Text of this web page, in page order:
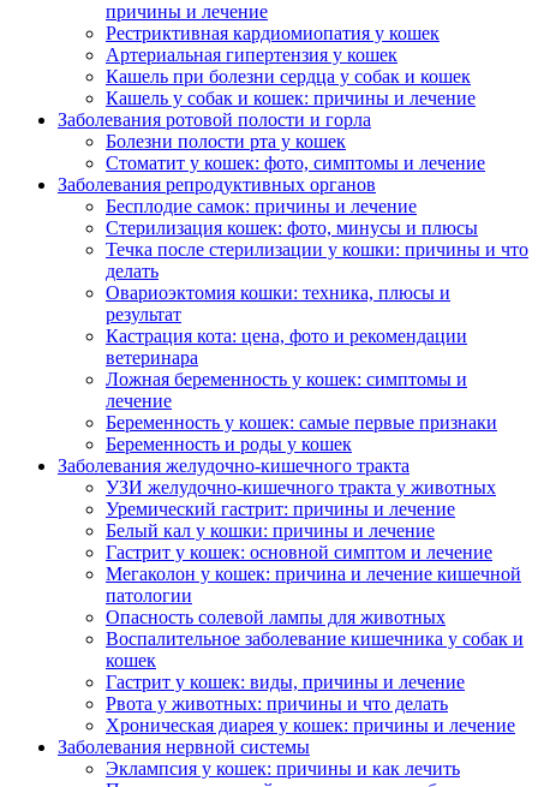
причины и лечение
Рестриктивная кардиомиопатия у кошек
Артериальная гипертензия у кошек
Кашель при болезни сердца у собак и кошек
Кашель у собак и кошек: причины и лечение
Заболевания ротовой полости и горла
Болезни полости рта у кошек
Стоматит у кошек: фото, симптомы и лечение
Заболевания репродуктивных органов
Бесплодие самок: причины и лечение
Стерилизация кошек: фото, минусы и плюсы
Течка после стерилизации у кошки: причины и что
делать
Овариоэктомия кошки: техника, плюсы и
результат
Кастрация кота: цена, фото и рекомендации
ветеринара
Ложная беременность у кошек: симптомы и
лечение
Беременность у кошек: самые первые признаки
Беременность и роды у кошек
Заболевания желудочно-кишечного тракта
УЗИ желудочно-кишечного тракта у животных
Уремический гастрит: причины и лечение
Белый кал у кошки: причины и лечение
Гастрит у кошек: основной симптом и лечение
Мегаколон у кошек: причина и лечение кишечной
патологии
Опасность солевой лампы для животных
Воспалительное заболевание кишечника у собак и
кошек
Гастрит у кошек: виды, причины и лечение
Рвота у животных: причины и что делать
Хроническая диарея у кошек: причины и лечение
Заболевания нервной системы
Эклампсия у кошек: причины и как лечить